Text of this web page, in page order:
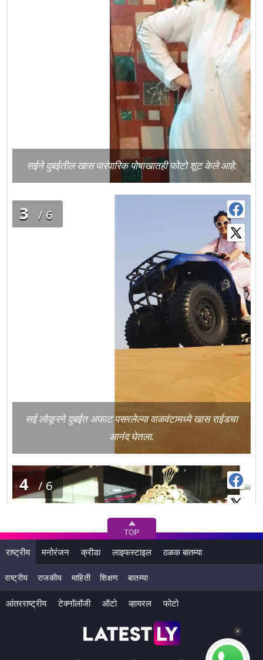
सईने दुबईतील खास पारंपारिक पोषाखातही फोटो शूट केले आहे.
3 /6
सई लोकूरने दुबईत अफाट पसरलेल्या वाळवंटामध्ये खास राईडचा
आनंद घेतला.
4 /6
राष्ट्रीय मनोरंजन क्रीडा लाइफस्टाइल ठळक बातम्या
राष्ट्रीय राजकीय माहिती शिक्षण बातम्या
आंतरराष्ट्रीय टेक्नॉलॉजी ऑटो व्हायरल फोटो